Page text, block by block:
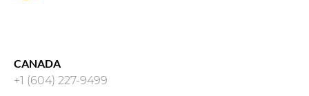
CANADA
+1 (604) 227-9499